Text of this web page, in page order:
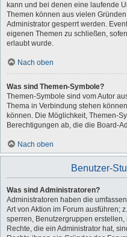
kann und bei denen eine laufende
Themen können aus vielen
Administrator gesperrt werden.
eigenen Themen zu schließen,
erlaubt wurde.
Nach oben
Was sind Themen-Symbole?
Themen-Symbole sind vom Autor
Thema in Verbindung stehen
können. Die Möglichkeit, Themen-
Berechtigungen ab, die die Board-
Nach oben
Benutzer-
Was sind Administratoren?
Administratoren haben die
Art von Aktion im Forum ausführen;
sperren, Benutzergruppen
Rechte, die ein Administrator hat,